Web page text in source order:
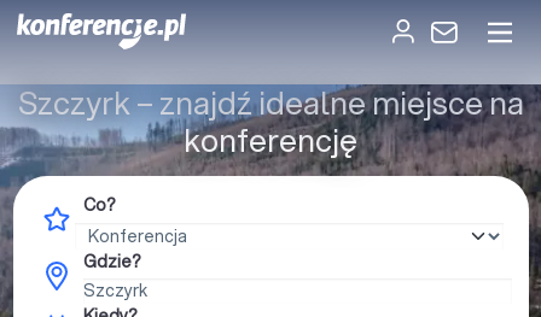
Szczyrk – znajdź idealne miejsce na
konferencję
Co?
Gdzie?